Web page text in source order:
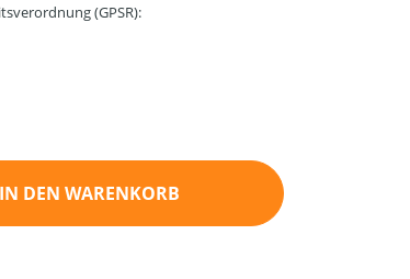
(GPSR):
Wert ein oder
IN DEN WARENKORB